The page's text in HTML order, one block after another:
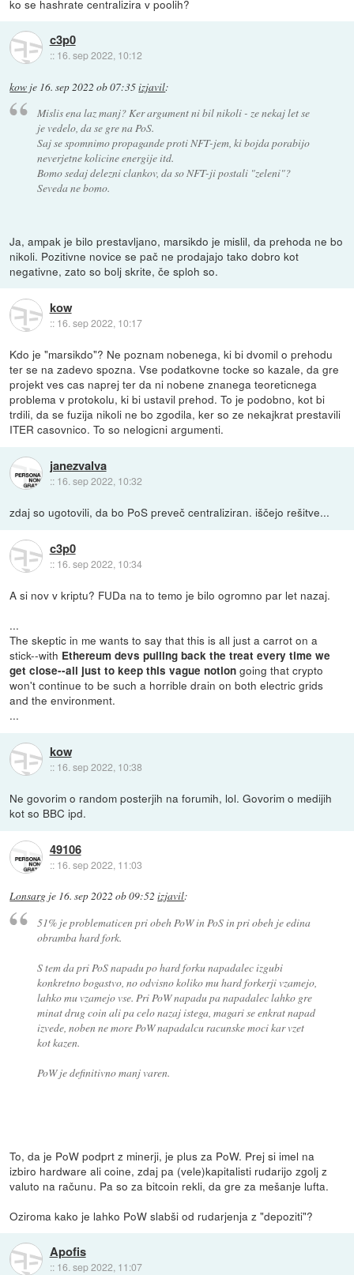
ko se hashrate centralizira v poolih?
c3p0
:: 16. sep 2022, 10:12
kow je 16. sep 2022 ob 07:35izjavil:
Mislis ena laz manj? Ker argument ni bil nikoli - ze nekaj let se
je vedelo, da se gre na PoS.
Saj se spomnimo propagande proti NFT-jem, ki bojda porabijo
neverjetne kolicine energije itd.
Bomo sedaj delezni clankov, da so NFT-ji postali "zeleni"?
Seveda ne bomo.
Ja, ampak je bilo prestavljano, marsikdo je mislil, da prehoda ne bo
nikoli. Pozitivne novice se pač ne prodajajo tako dobro kot
negativne, zato so bolj skrite, če sploh so.
kow
:: 16. sep 2022, 10:17
Kdo je "marsikdo"? Ne poznam nobenega, ki bi dvomil o prehodu
ter se na zadevo spozna. Vse podatkovne tocke so kazale, da gre
projekt ves cas naprej ter da ni nobene znanega teoreticnega
problema v protokolu, ki bi ustavil prehod. To je podobno, kot bi
trdili, da se fuzija nikoli ne bo zgodila, ker so ze nekajkrat prestavili
ITER casovnico. To so nelogicni argumenti.
janezvalva
:: 16. sep 2022, 10:32
zdaj so ugotovili, da bo PoS preveč centraliziran. iščejo rešitve...
c3p0
:: 16. sep 2022, 10:34
A si nov v kriptu? FUDa na to temo je bilo ogromno par let nazaj.
...
The skeptic in me wants to say that this is all just a carrot on a
stick--with Ethereum devs pulling back the treat every time we
get close--all just to keep this vague notion going that crypto
won't continue to be such a horrible drain on both electric grids
and the environment.
...
kow
:: 16. sep 2022, 10:38
Ne govorim o random posterjih na forumih, lol. Govorim o medijih
kot so BBC ipd.
49106
:: 16. sep 2022, 11:03
Lonsarg je 16. sep 2022 ob 09:52 izjavil:
51% je problematicen pri obeh PoW in PoS in pri obeh je edina
obramba hard fork.
S tem da pri PoS napadu po hard forku napadalec izgubi
konkretno bogastvo, no odvisno koliko mu hard forkerji vzamejo,
lahko mu vzamejo vse. Pri PoW napadu pa napadalec lahko gre
minat drug coin ali pa celo nazaj istega, magari se enkrat napad
izvede, noben ne more PoW napadalcu racunske moci kar vzet
kot kazen.
PoW je definitivno manj varen.
To, da je PoW podprt z minerji, je plus za PoW. Prej si imel na
izbiro hardware ali coine, zdaj pa (vele)kapitalisti rudarijo zgolj z
valuto na računu. Pa so za bitcoin rekli, da gre za mešanje lufta.
Oziroma kako je lahko PoW slabši od rudarjenja z "depoziti"?
Apofis
:: 16. sep 2022, 11:07